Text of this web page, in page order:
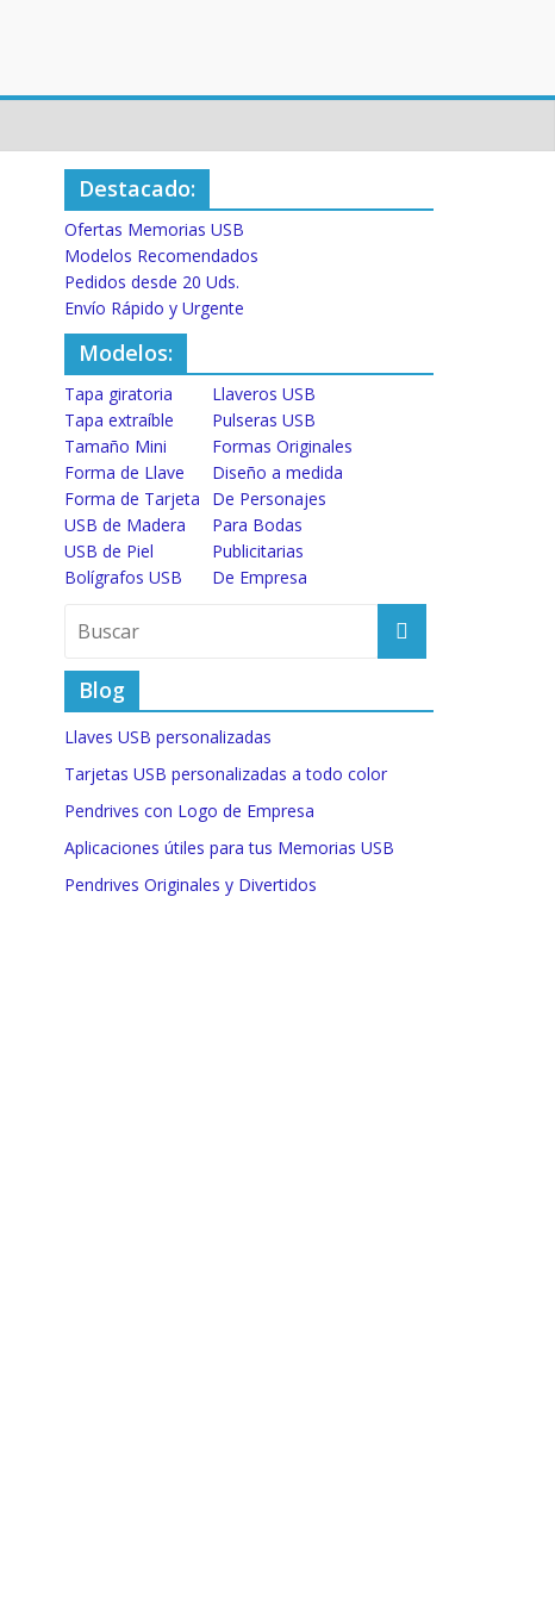
Destacado:
Ofertas Memorias USB
Modelos Recomendados
Pedidos desde 20 Uds.
Envío Rápido y Urgente
Modelos:
Tapa giratoria
Tapa extraíble
Tamaño Mini
Forma de Llave
Forma de Tarjeta
USB de Madera
USB de Piel
Bolígrafos USB
Llaveros USB
Pulseras USB
Formas Originales
Diseño a medida
De Personajes
Para Bodas
Publicitarias
De Empresa
Blog
Llaves USB personalizadas
Tarjetas USB personalizadas a todo color
Pendrives con Logo de Empresa
Aplicaciones útiles para tus Memorias USB
Pendrives Originales y Divertidos